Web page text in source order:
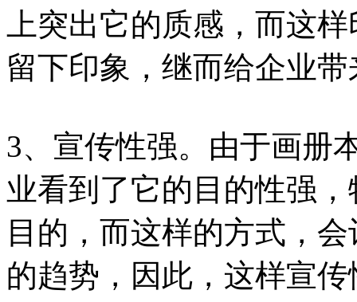
上突出它的质感，而这
留下印象，继而给企业
3、宣传性强。由于画册
业看到了它的目的性强
目的，而这样的方式，
的趋势，因此，这样宣